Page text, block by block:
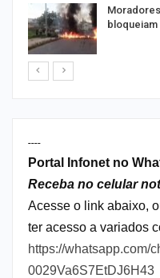
----
Portal Infonet no
Receba no celular
Acesse o link abaixo,
ter acesso a variados
https://whatsapp.com/
0029Va6S7EtDJ6H43